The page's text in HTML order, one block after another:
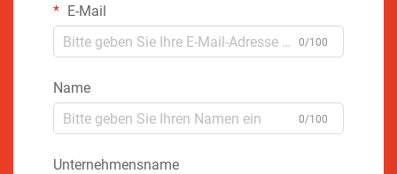
E-Mail
0/100
Name
0/100
Unternehmensname